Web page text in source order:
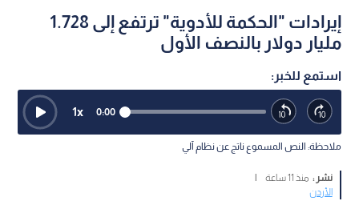
إيرادات "الحكمة للأدوية" ترتفع إلى 1.728
مليار دولار بالنصف الأول
استمع للخبر:
0:00
1x
ملاحظة: النص المسموع ناتج عن نظام آلي
نشر : منذ 11 ساعة
|
الأردن